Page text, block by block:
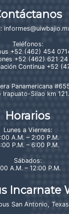
Teléfonos:
+52 (462) 454
+52 (462) 621
Continua +52
Panamericana
Irapuato-Silao km
Horarios
Lunes a Viernes:
A.M. – 2:00 P.M.
P.M. – 6:00 P.M.
Sábados:
A.M. – 12:00 P.M.
Incarnate
San Antonio, Texas